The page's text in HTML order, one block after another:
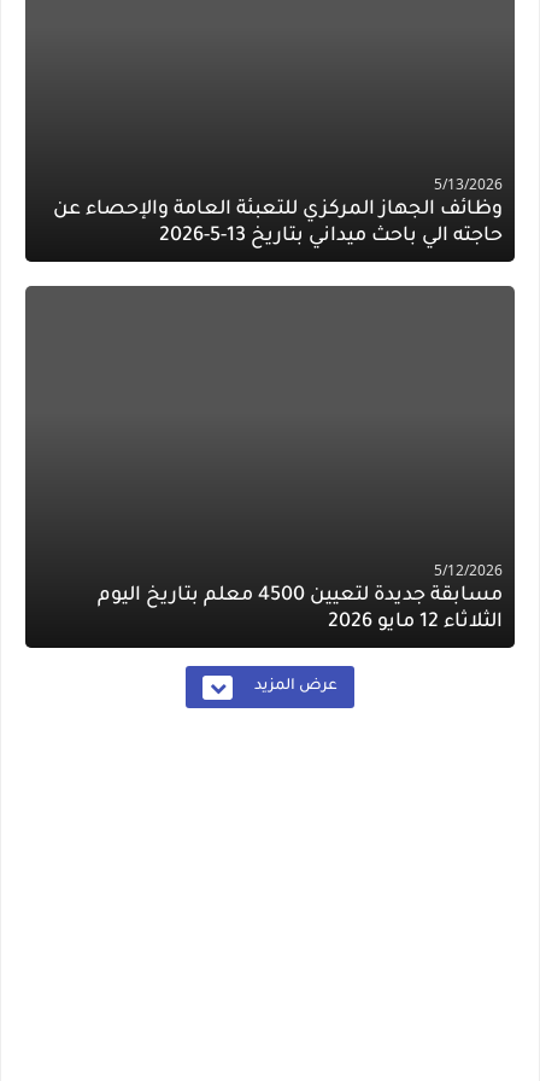
5/13/2026
وظائف الجهاز المركزي للتعبئة العامة والإحصاء عن
حاجته الي باحث ميداني بتاريخ 13-5-2026
5/12/2026
مسابقة جديدة لتعيين 4500 معلم بتاريخ اليوم
الثلاثاء 12 مايو 2026
عرض المزيد